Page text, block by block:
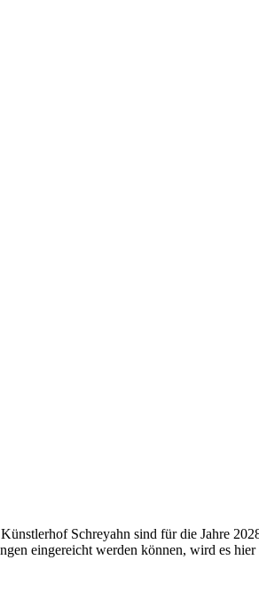
Schreyahn sind für die Jahre
eingereicht werden können, wird es